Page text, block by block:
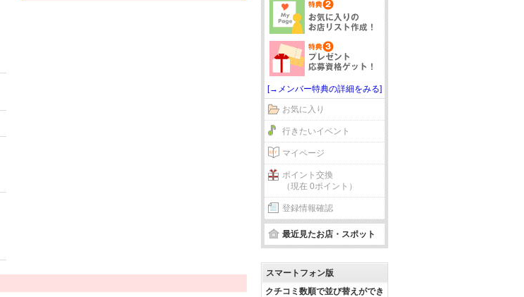
[→メンバー特典の詳細をみる]
お気に入り
行きたいイベント
マイページ
ポイント交換
（現在 0ポイント）
登録情報確認
最近見たお店・スポット
スマートフォン版
クチコミ数順で並び替えができ